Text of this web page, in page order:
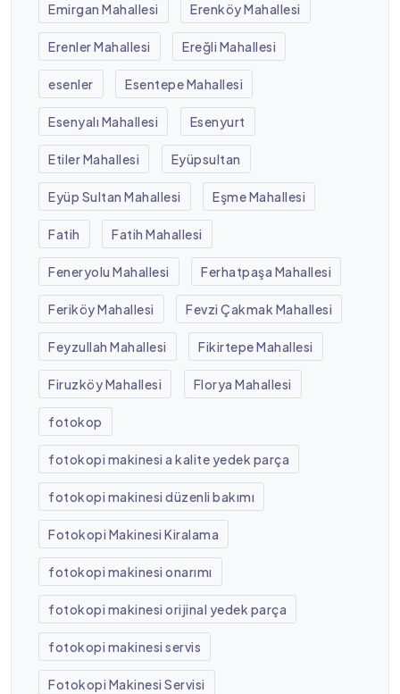
Emirgan Mahallesi Erenköy Mahallesi
Erenler Mahallesi Ereğli Mahallesi
esenler Esentepe Mahallesi
Esenyalı Mahallesi Esenyurt
Etiler Mahallesi Eyüpsultan
Eyüp Sultan Mahallesi Eşme Mahallesi
Fatih Fatih Mahallesi
Feneryolu Mahallesi Ferhatpaşa Mahallesi
Feriköy Mahallesi Fevzi Çakmak Mahallesi
Feyzullah Mahallesi Fikirtepe Mahallesi
Firuzköy Mahallesi Florya Mahallesi
fotokop
fotokopi makinesi a kalite yedek parça
fotokopi makinesi düzenli bakımı
Fotokopi Makinesi Kiralama
fotokopi makinesi onarımı
fotokopi makinesi orijinal yedek parça
fotokopi makinesi servis
Fotokopi Makinesi Servisi